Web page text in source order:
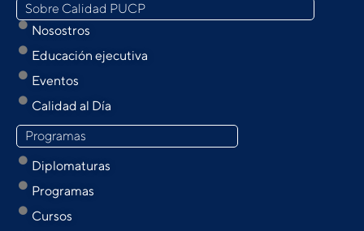
Sobre Calidad PUCP
Nosostros
Educación ejecutiva
Eventos
Calidad al Día
Programas
Diplomaturas
Programas
Cursos